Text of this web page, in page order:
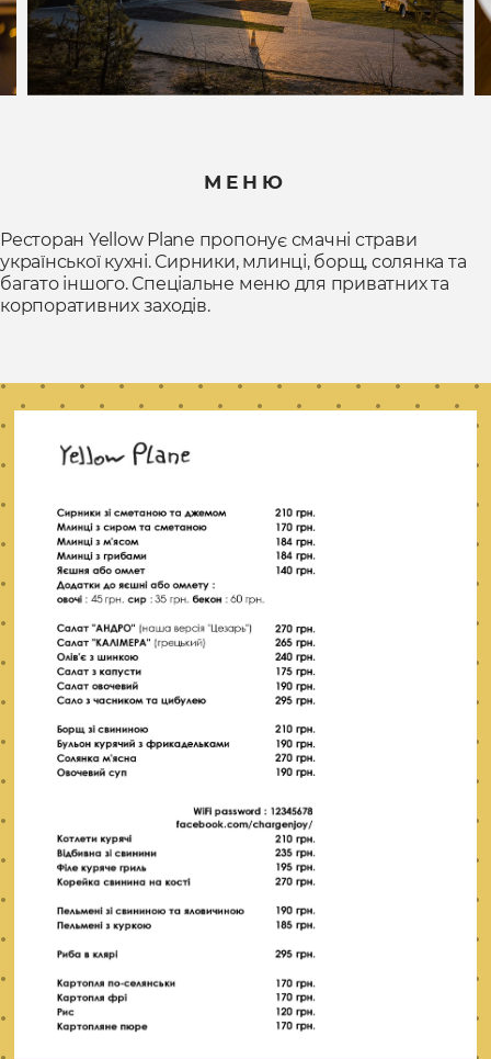
МЕНЮ
Ресторан Yellow Plane пропонує смачні страви
української кухні. Сирники, млинці, борщ, солянка та
багато іншого. Спеціальне меню для приватних та
корпоративних заходів.